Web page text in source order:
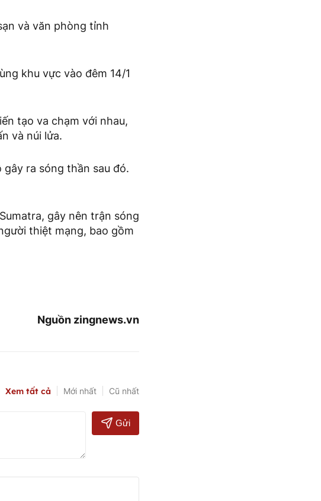
và văn phòng tỉnh
khu vực vào đêm 14/1
tạo va chạm với nhau,
và núi lửa.
ra sóng thần sau đó.
gây nên trận sóng
thiệt mạng, bao gồm
Nguồn zingnews.vn
Xem tất cả Mới nhất Cũ nhất
Gửi